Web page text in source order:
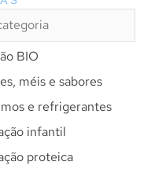
BIO
méis e sabores
e refrigerantes
infantil
proteica